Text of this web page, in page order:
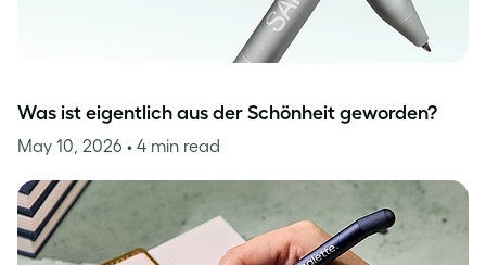
Was ist eigentlich aus der Schönheit geworden?
May 10, 2026 • 4 min read